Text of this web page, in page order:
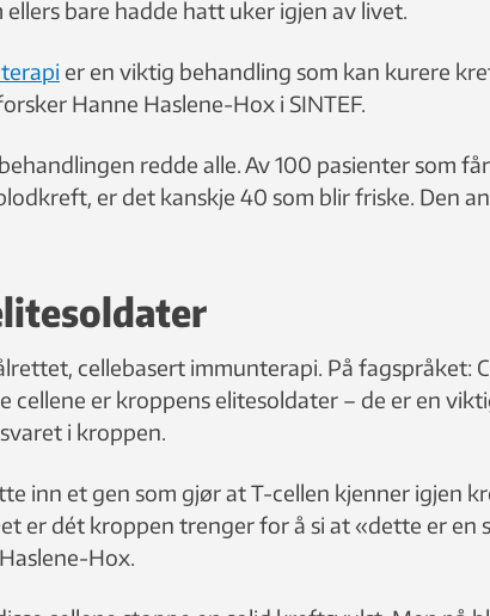
ellers bare hadde hatt uker igjen av livet.
er en viktig behandling som kan kurere
Hanne Haslene-Hox i SINTEF.
redde alle. Av 100 pasienter som
er det kanskje 40 som blir friske. Den
cellebasert immunterapi. På fagspråket:
cellene er kroppens elitesoldater – de er en
i kroppen.
inn et gen som gjør at T-cellen kjenner igjen
er dét kroppen trenger for å si at «dette er en
Hox.